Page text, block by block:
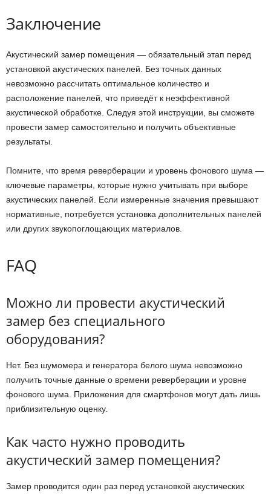
Заключение
Акустический замер помещения — обязательный этап перед
установкой акустических панелей. Без точных данных
невозможно рассчитать оптимальное количество и
расположение панелей, что приведёт к неэффективной
акустической обработке. Следуя этой инструкции, вы сможете
провести замер самостоятельно и получить объективные
результаты.
Помните, что время реверберации и уровень фонового шума —
ключевые параметры, которые нужно учитывать при выборе
акустических панелей. Если измеренные значения превышают
нормативные, потребуется установка дополнительных панелей
или других звукопоглощающих материалов.
FAQ
Можно ли провести акустический
замер без специального
оборудования?
Нет. Без шумомера и генератора белого шума невозможно
получить точные данные о времени реверберации и уровне
фонового шума. Приложения для смартфонов могут дать лишь
приблизительную оценку.
Как часто нужно проводить
акустический замер помещения?
Замер проводится один раз перед установкой акустических